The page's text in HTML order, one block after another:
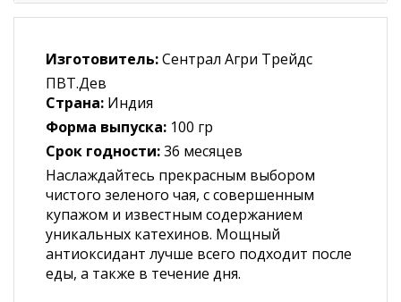
Изготовитель:Сентрал Агри Трейдс
ПВТ.Дев
Страна: Индия
Форма выпуска: 100 гр
Срок годности:36 месяцев
Наслаждайтесь прекрасным выбором
чистого зеленого чая, с совершенным
купажом и известным содержанием
уникальных катехинов. Мощный
антиоксидант лучше всего подходит после
еды, а также в течение дня.